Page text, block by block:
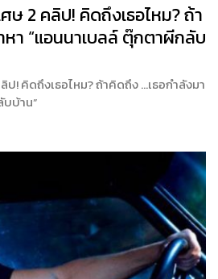
2 คลิป! คิดถึงเธอไหม? ถ้า
า “แอนนาเบลล์ ตุ๊กตาผีกลับ
! คิดถึงเธอไหม? ถ้าคิดถึง …เธอกำลังมา
บ้าน”